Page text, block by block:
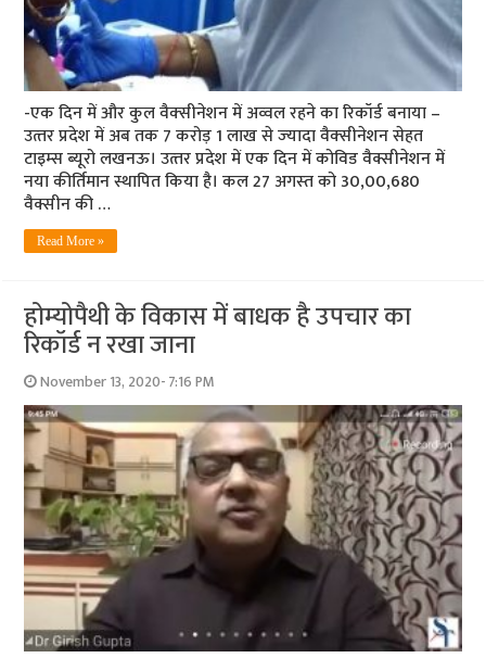
-एक दिन में और कुल वैक्‍सीनेशन में अव्‍वल रहने का रिकॉर्ड बनाया –
उत्‍तर प्रदेश में अब तक 7 करोड़ 1 लाख से ज्‍यादा वैक्‍सीनेशन सेहत
टाइम्‍स ब्‍यूरो लखनऊ। उत्‍तर प्रदेश में एक दिन में कोविड वैक्सीनेशन में
नया कीर्तिमान स्थापित किया है। कल 27 अगस्‍त को 30,00,680
वैक्सीन की …
Read More »
होम्‍योपैथी के विकास में बाधक है उपचार का
रिकॉर्ड न रखा जाना
November 13, 2020- 7:16 PM